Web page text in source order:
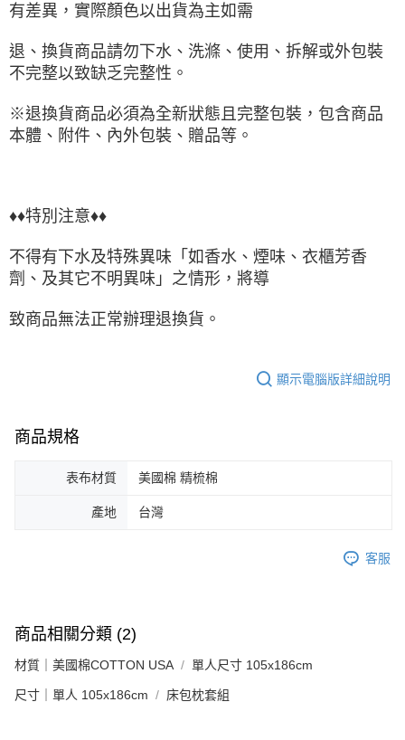
有差異，實際顏色以出貨為主如需
退、換貨商品請勿下水、洗滌、使用、拆解或外包裝
不完整以致缺乏完整性。
※退換貨商品必須為全新狀態且完整包裝，包含商品
本體、附件、內外包裝、贈品等。
♦♦特別注意♦♦
不得有下水及特殊異味「如香水、煙味、衣櫃芳香
劑、及其它不明異味」之情形，將導
致商品無法正常辦理退換貨。
顯示電腦版詳細說明
商品規格
表布材質 美國棉 精梳棉
產地 台灣
客服
商品相關分類 (2)
材質｜美國棉COTTON USA 單人尺寸 105x186cm
尺寸｜單人 105x186cm 床包枕套組